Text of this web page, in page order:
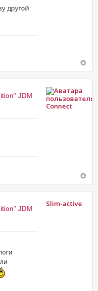
другой
JDM
Connect
JDM
Slim-active